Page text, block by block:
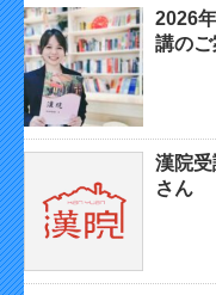
2026
講のご
漢院
さん